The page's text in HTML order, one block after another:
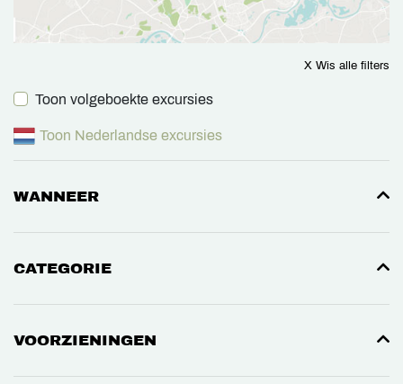
X Wis alle filters
Toon volgeboekte excursies
Toon Nederlandse excursies
WANNEER
CATEGORIE
VOORZIENINGEN